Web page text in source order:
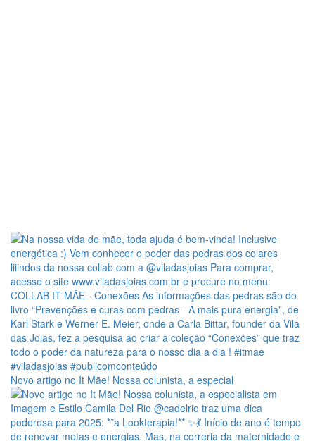
Novo artigo no It Mãe! Nossa colunista, a especial